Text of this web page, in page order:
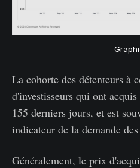
La cohorte des détenteurs à
d'investisseurs qui ont
155 derniers jours, et est
indicateur de la demande
Généralement, le prix